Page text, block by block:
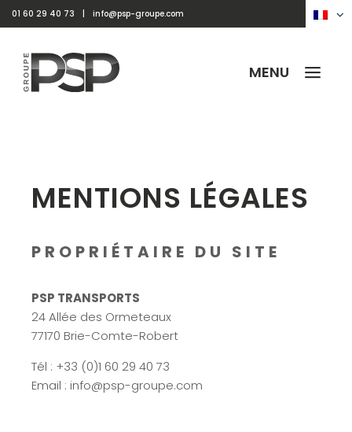
Passer
au
01 60 29 40 73 | info@psp-groupe.com
MENU
MENTIONS LÉGALES
PROPRIÉTAIRE DU SITE
PSP TRANSPORTS
24 Allée des Ormeteaux
77170 Brie-Comte-Robert
Tél : +33 (0)1 60 29 40 73
Email : info@psp-groupe.com